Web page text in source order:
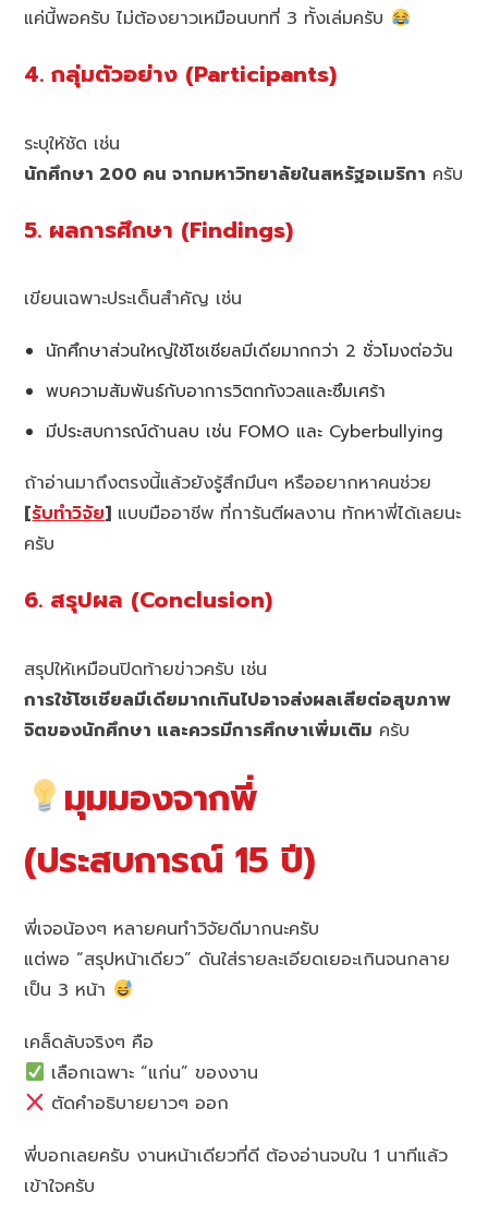
แค่นี้พอครับ ไม่ต้องยาวเหมือนบทที่ 3 ทั้งเล่มครับ
4. กลุ่มตัวอย่าง (Participants)
ระบุให้ชัด เช่น
นักศึกษา 200 คน จากมหาวิทยาลัยในสหรัฐอเมริกา ครับ
5. ผลการศึกษา (Findings)
เขียนเฉพาะประเด็นสำคัญ เช่น
นักศึกษาส่วนใหญ่ใช้โซเชียลมีเดียมากกว่า 2 ชั่วโมงต่อวัน
พบความสัมพันธ์กับอาการวิตกกังวลและซึมเศร้า
มีประสบการณ์ด้านลบ เช่น FOMO และ Cyberbullying
ถ้าอ่านมาถึงตรงนี้แล้วยังรู้สึกมึนๆ หรืออยากหาคนช่วย
[รับทำวิจัย] แบบมืออาชีพ ที่การันตีผลงาน ทักหาพี่ได้เลยนะ
ครับ
6. สรุปผล (Conclusion)
สรุปให้เหมือนปิดท้ายข่าวครับ เช่น
การใช้โซเชียลมีเดียมากเกินไปอาจส่งผลเสียต่อสุขภาพ
จิตของนักศึกษา และควรมีการศึกษาเพิ่มเติม ครับ
มุมมองจากพี่
(ประสบการณ์ 15 ปี)
พี่เจอน้องๆ หลายคนทำวิจัยดีมากนะครับ
แต่พอ “สรุปหน้าเดียว” ดันใส่รายละเอียดเยอะเกินจนกลาย
เป็น 3 หน้า
เคล็ดลับจริงๆ คือ
เลือกเฉพาะ “แก่น” ของงาน
ตัดคำอธิบายยาวๆ ออก
พี่บอกเลยครับ งานหน้าเดียวที่ดี ต้องอ่านจบใน 1 นาทีแล้ว
เข้าใจครับ